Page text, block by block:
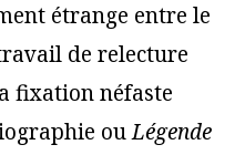
étrange entre le
de relecture
fixation néfaste
ouLégende